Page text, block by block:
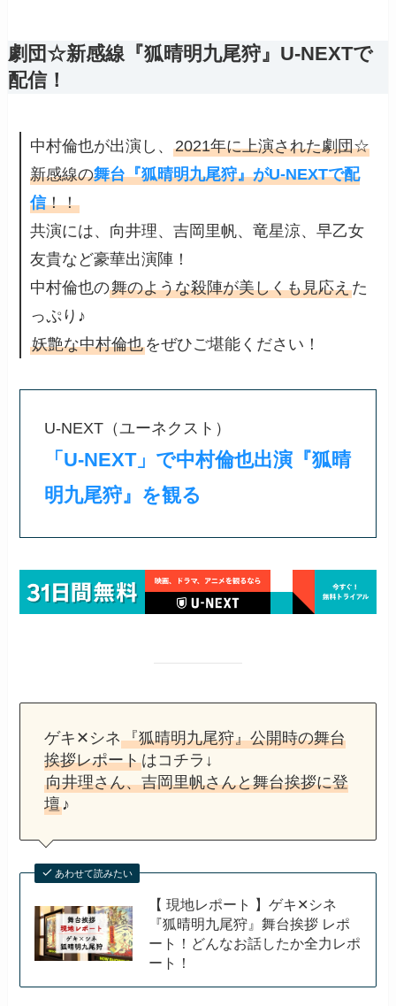
劇団☆新感線『狐晴明九尾狩』U-NEXTで
配信！
中村倫也が出演し、2021年に上演された劇団☆
新感線の舞台『狐晴明九尾狩』がU-NEXTで配
信！！
共演には、向井理、吉岡里帆、竜星涼、早乙女
友貴など豪華出演陣！
中村倫也の舞のような殺陣が美しくも見応えた
っぷり♪
妖艶な中村倫也をぜひご堪能ください！
U-NEXT（ユーネクスト）
「U-NEXT」で中村倫也出演『狐晴
明九尾狩』を観る
ゲキ✕シネ『狐晴明九尾狩』公開時の舞台
挨拶レポートはコチラ↓
向井理さん、吉岡里帆さんと舞台挨拶に登
壇♪
あわせて読みたい
【 現地レポート 】ゲキ✕シネ
『狐晴明九尾狩』舞台挨拶 レポ
ート！どんなお話したか全力レポ
ート！